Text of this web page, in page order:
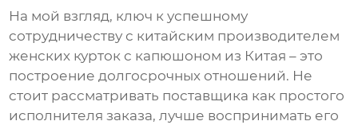
На мой взгляд, ключ к успешному
сотрудничеству с китайским производителем
женских курток с капюшоном из Китая – это
построение долгосрочных отношений. Не
стоит рассматривать поставщика как простого
исполнителя заказа, лучше воспринимать его